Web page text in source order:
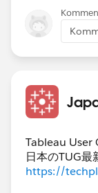
Tableau
日本のTUG最
https://